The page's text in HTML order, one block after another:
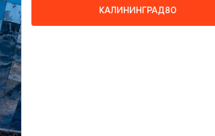
КАЛИНИНГРАД80